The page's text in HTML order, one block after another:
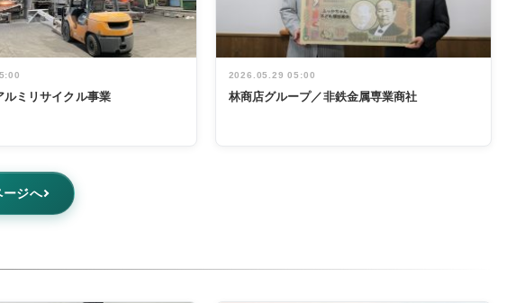
ルミリサイクル事業
2026.05.29 05:00
林商店グループ／非鉄金属専業商社
ージへ